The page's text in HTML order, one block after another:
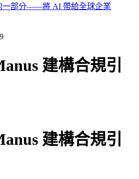
一部分——將 AI 帶給全球企業
建構合規引
建構合規引